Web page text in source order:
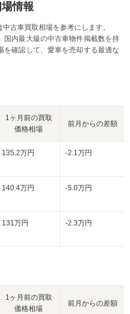
情報
古車買取相場を参考にします。
国内最大級の中古車物件掲載数を持
確認して、愛車を売却する最適な
1ヶ月前の買取
価格相場
前月からの差額
135.2万円 -2.1万円
140.4万円 -5.0万円
131万円 -2.3万円
1ヶ月前の買取
価格相場
前月からの差額